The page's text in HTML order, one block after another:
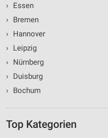
›
Essen
›
Bremen
›
Hannover
›
Leipzig
›
Nürnberg
›
Duisburg
›
Bochum
Top Kategorien